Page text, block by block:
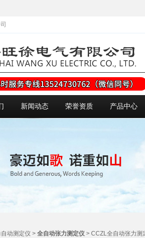
新闻动态 荣誉资质 产品中心
动测定仪 > 全自动张力测定仪 > CCZL全自动张力测